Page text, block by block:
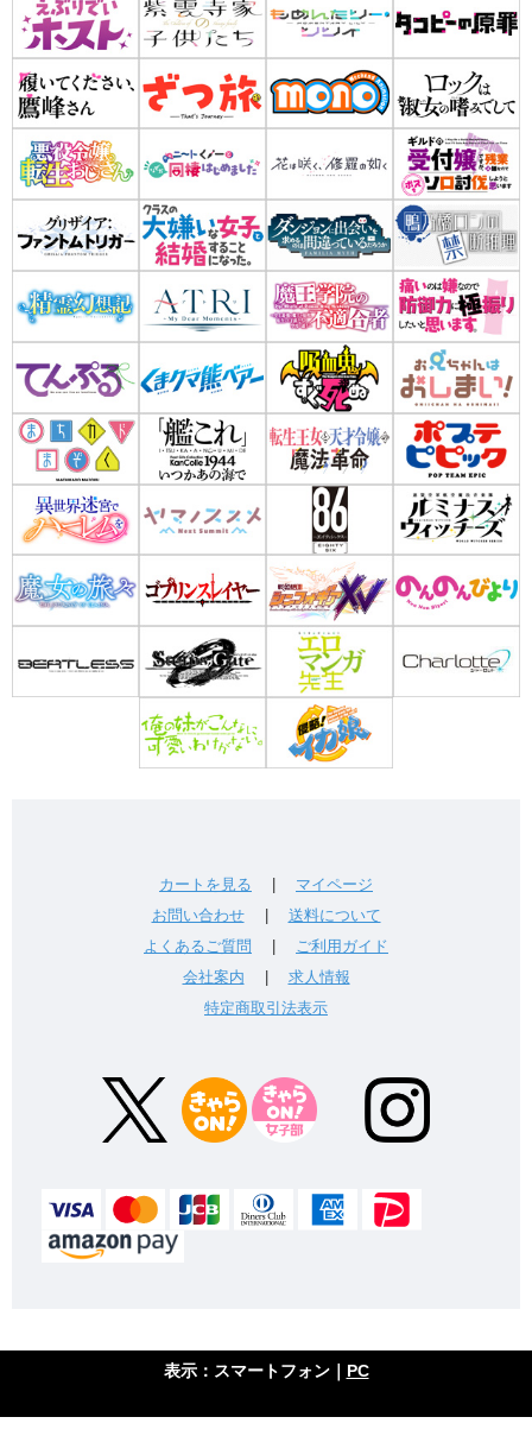
カートを見る
マイページ
お問い合わせ| 送料について
よくあるご質問
ご利用ガイド
会社案内
求人情報
特定商取引法表示
表示：スマートフォン｜ PC